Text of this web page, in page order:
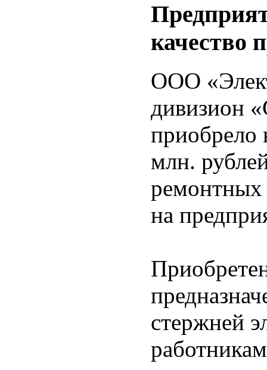
качество
ООО
дивизион
приобрело
млн.
ремонтных
на
стержней